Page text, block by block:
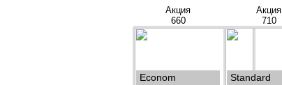
Акция
660
Econom
Акция
710
Standard